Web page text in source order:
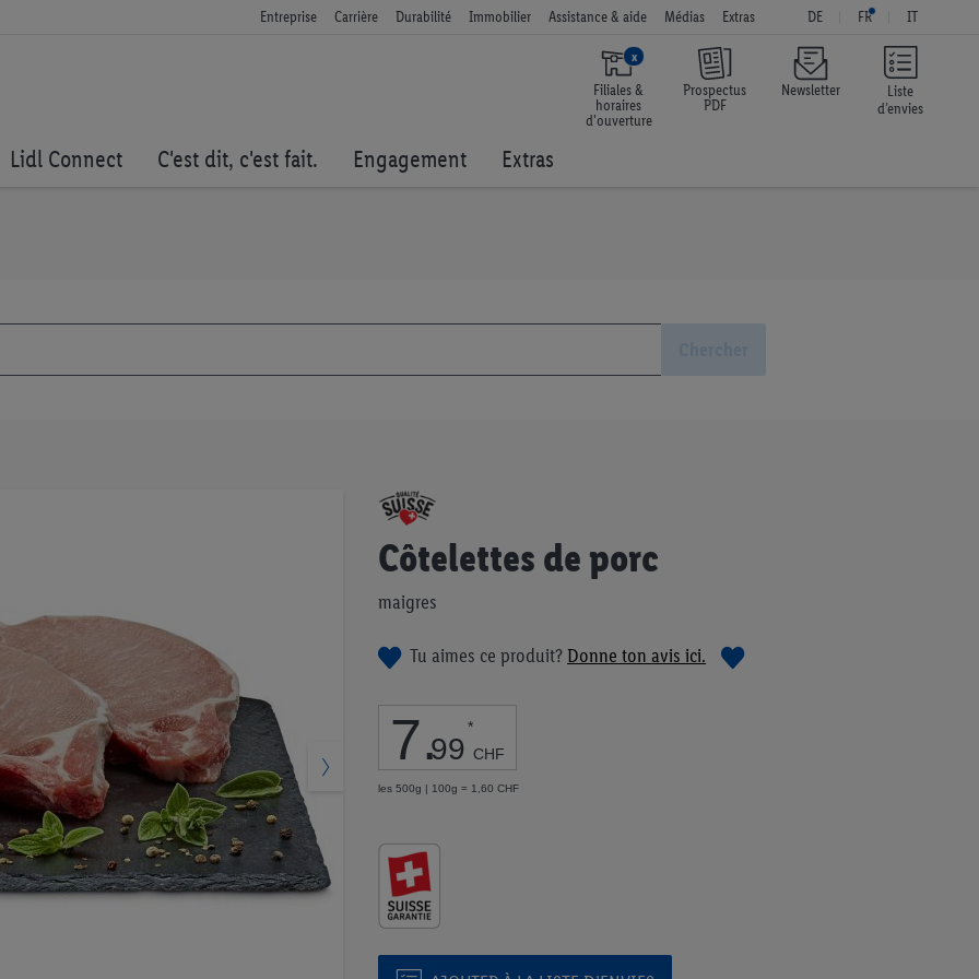
Liste
d’envies
Entreprise Carrière Durabilité Immobilier Assistance & aide Médias Extras DE FR IT
x
Filiales &
horaires
d'ouverture
Prospectus
PDF
Newsletter
Lidl Connect C'est dit, c'est fait. Engagement Extras
Côtelettes de porc
maigres
Tu aimes ce produit?Donne ton avis ici.
7.99
*
CHF
les 500g | 100g = 1,60 CHF
Passer
début
Galerie